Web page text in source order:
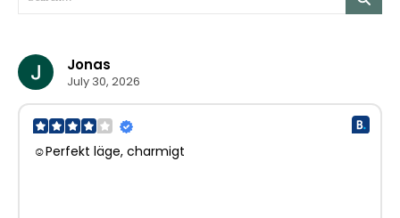
Jonas
July 30, 2026
☺Perfekt läge, charmigt